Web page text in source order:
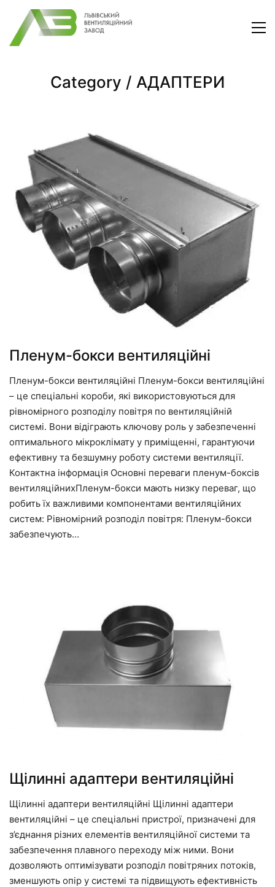
Category / АДАПТЕРИ
Пленум-бокси вентиляційні
Пленум-бокси вентиляційні Пленум-бокси вентиляційні
– це спеціальні короби, які використовуються для
рівномірного розподілу повітря по вентиляційній
системі. Вони відіграють ключову роль у забезпеченні
оптимального мікроклімату у приміщенні, гарантуючи
ефективну та безшумну роботу системи вентиляції.
Контактна інформація Основні переваги пленум-боксів
вентиляційнихПленум-бокси мають низку переваг, що
робить їх важливими компонентами вентиляційних
систем: Рівномірний розподіл повітря: Пленум-бокси
забезпечують…
Щілинні адаптери вентиляційні
Щілинні адаптери вентиляційні Щілинні адаптери
вентиляційні – це спеціальні пристрої, призначені для
з’єднання різних елементів вентиляційної системи та
забезпечення плавного переходу між ними. Вони
дозволяють оптимізувати розподіл повітряних потоків,
зменшують опір у системі та підвищують ефективність